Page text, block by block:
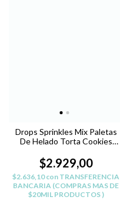
Drops Sprinkles Mix Paletas
De Helado Torta Cookies
$2.929,00
$2.636,10con TRANSFERENCIA
BANCARIA (COMPRAS MAS DE
$20MIL PRODUCTOS )